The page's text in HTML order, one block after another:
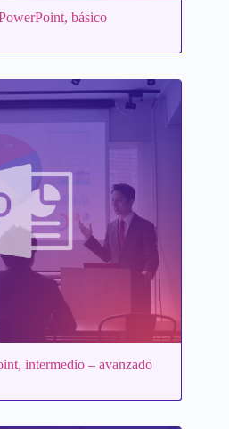
básico
intermedio – avanzado